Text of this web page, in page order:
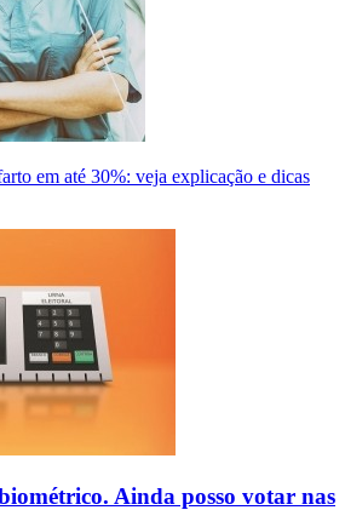
em até 30%: veja explicação e dicas
Ainda posso votar nas